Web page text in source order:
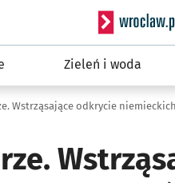
Serwis
Zieleń i woda